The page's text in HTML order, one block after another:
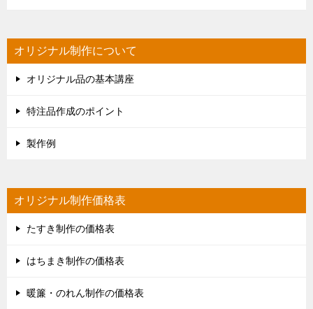
オリジナル制作について
オリジナル品の基本講座
特注品作成のポイント
製作例
オリジナル制作価格表
たすき制作の価格表
はちまき制作の価格表
暖簾・のれん制作の価格表